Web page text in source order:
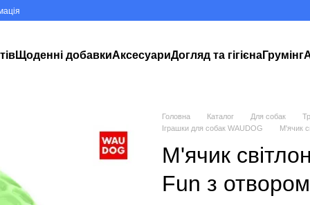
Щоденні добавкиАксесуариДогляд та гігієнаГрумінг
Головна Каталог Для собак
Іграшки для собак WAUDOG
М'ячик
М'ячик
Fun з